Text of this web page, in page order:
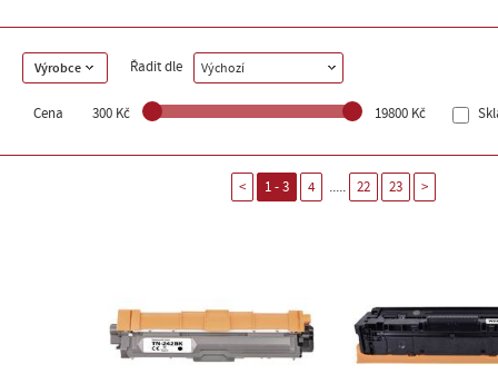
Výrobce Řadit dle Výchozí
Cena 300 Kč 19800 Kč
< 1 - 3 4 ..... 22 23 >